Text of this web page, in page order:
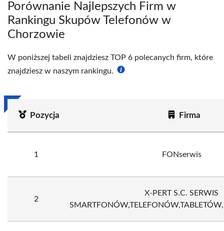
Porównanie Najlepszych Firm w
Rankingu Skupów Telefonów w
Chorzowie
W poniższej tabeli znajdziesz TOP 6 polecanych firm, które
znajdziesz w naszym rankingu.
Pozycja Firma
1 FONserwis
2
X-PERT S.C. SERWIS